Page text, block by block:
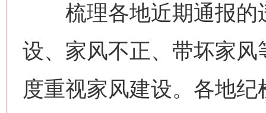
梳理各地近期通报的
设、家风不正、带坏家
度重视家风建设。各地